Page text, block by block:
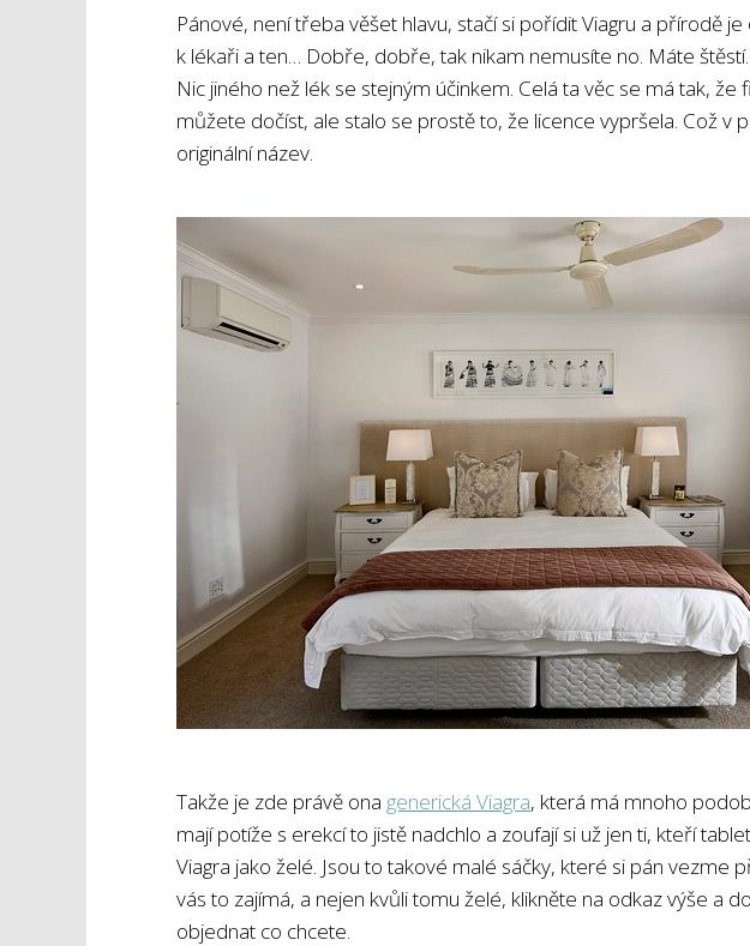
Pánové, není třeba věšet hlavu, stačí si pořídit Viagru a přírodě
k lékaři a ten… Dobře, dobře, tak nikam nemusíte no. Máte
Nic jiného než lék se stejným účinkem. Celá ta věc se má tak,
můžete dočíst, ale stalo se prostě to, že licence vypršela. Což v
originální název.
Takže je zde právě ona generická Viagra, která má mnoho
mají potíže s erekcí to jistě nadchlo a zoufají si už jen ti, kteří
Viagra jako želé. Jsou to takové malé sáčky, které si pán
vás to zajímá, a nejen kvůli tomu želé, klikněte na odkaz výše
objednat co chcete.